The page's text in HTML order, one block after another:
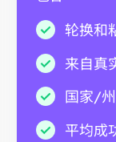
轮换和
来自真
国家/
平均成